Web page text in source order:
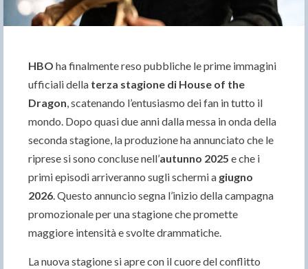
HBO ha finalmente reso pubbliche le prime immagini
ufficiali della terza stagione di House of the
Dragon, scatenando l’entusiasmo dei fan in tutto il
mondo. Dopo quasi due anni dalla messa in onda della
seconda stagione, la produzione ha annunciato che le
riprese si sono concluse nell’autunno 2025 e che i
primi episodi arriveranno sugli schermi a giugno
2026. Questo annuncio segna l’inizio della campagna
promozionale per una stagione che promette
maggiore intensità e svolte drammatiche.
La nuova stagione si apre con il cuore del conflitto